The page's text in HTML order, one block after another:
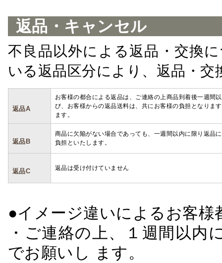
返品・キャンセル
不良品以外による返品・交換
いる返品区分により、返品・
返品A
お客様の都合による返品は、ご連絡の上商品到着後一週間
び、お客様からの返品送料は、共にお客様の負担となりま
ます。
返品B
商品に欠陥がない場合であっても、一週間以内に限り返品
負担といたします。
返品C 返品は受け付けていません
●イメージ違いによるお客
・ご連絡の上、１週間以
でお願いし ます。